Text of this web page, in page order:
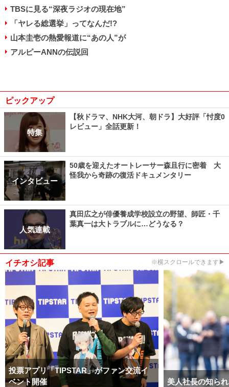
TBSに見る“深夜ラジオの現在地”
「ヤレる総選挙」ってなんだ!?
山本圭壱の熱愛報道に“あの人”が
アルピーANNの伝説回
ピックアップ
特集
【秋ドラマ、NHK大河、朝ドラ】大好評「忖度0
レビュー」全話更新！
インタビュー
50歳を迎えたオートレーサー森且行に密着 大
怪我から奇跡の復活ドキュメンタリー
人気連載
真田広之が俳優養成学校設立の野望、師匠・千
葉真一は大トラブルに…どうなる？
イチオシ記事 ※横スクロールできます▶
投票アプリ「TIPSTAR」がファン交流イ
ベント開催
美人社長の知ら